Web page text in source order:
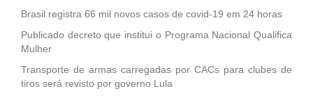
Brasil registra 66 mil novos casos de covid-19 em 24 horas
Publicado decreto que institui o Programa Nacional Qualifica
Mulher
Transporte de armas carregadas por CACs para clubes de
tiros será revisto por governo Lula